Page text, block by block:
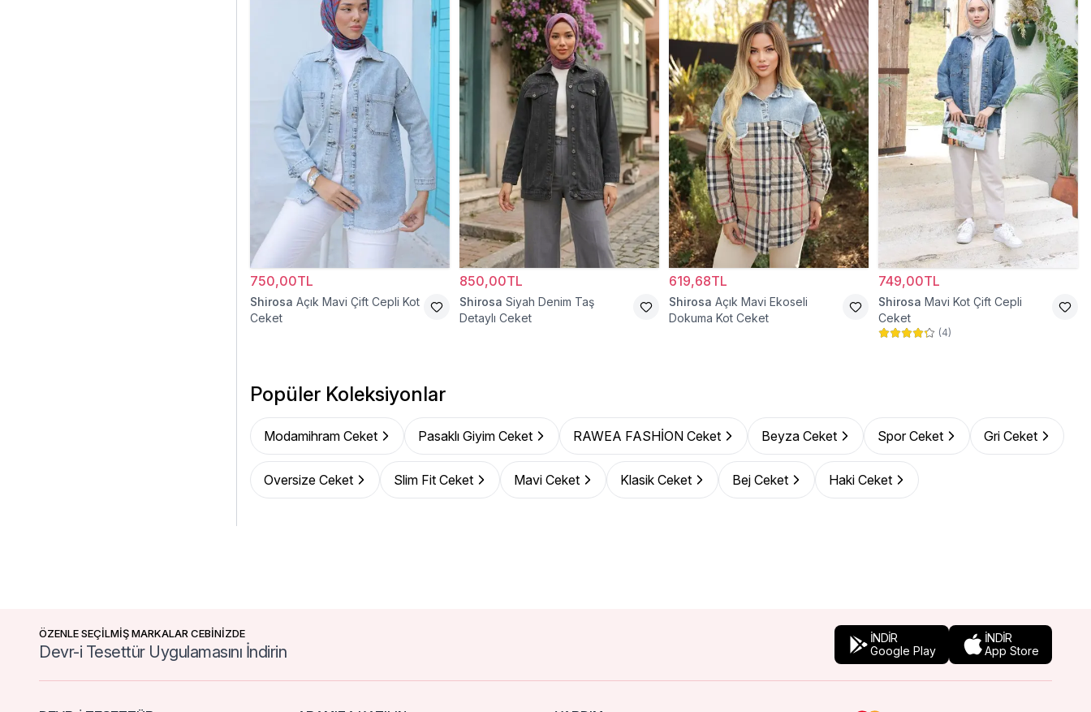
750,00TL
Shirosa Açık Mavi Çift Cepli Kot
Ceket
850,00TL
Shirosa Siyah Denim Taş
Detaylı Ceket
619,68TL
Shirosa Açık Mavi Ekoseli
Dokuma Kot Ceket
749,00TL
Shirosa Mavi Kot Çift Cepli
Ceket
(4)
Popüler Koleksiyonlar
Modamihram Ceket Pasaklı Giyim Ceket RAWEA FASHİON Ceket Beyza Ceket Spor Ceket Gri Ceket
Oversize Ceket Slim Fit Ceket Mavi Ceket Klasik Ceket Bej Ceket Haki Ceket
ÖZENLE SEÇİLMİŞ MARKALAR CEBİNİZDE
Devr-i Tesettür Uygulamasını İndirin
İNDİR
Google Play
İNDİR
App Store